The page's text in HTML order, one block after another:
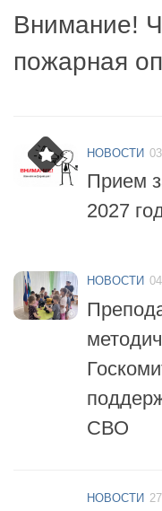
БПЛА
НОВОСТИ
Прием
2027 год
НОВОСТИ
СВО
НОВОСТИ